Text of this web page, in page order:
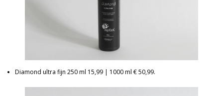
Diamond ultra fijn 250 ml 15,99 | 1000 ml € 50,99.